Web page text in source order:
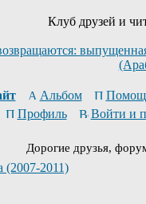
Клуб друзей и
Альбом
Профиль
Войти и
Дорогие друзья,
(2007-2011)